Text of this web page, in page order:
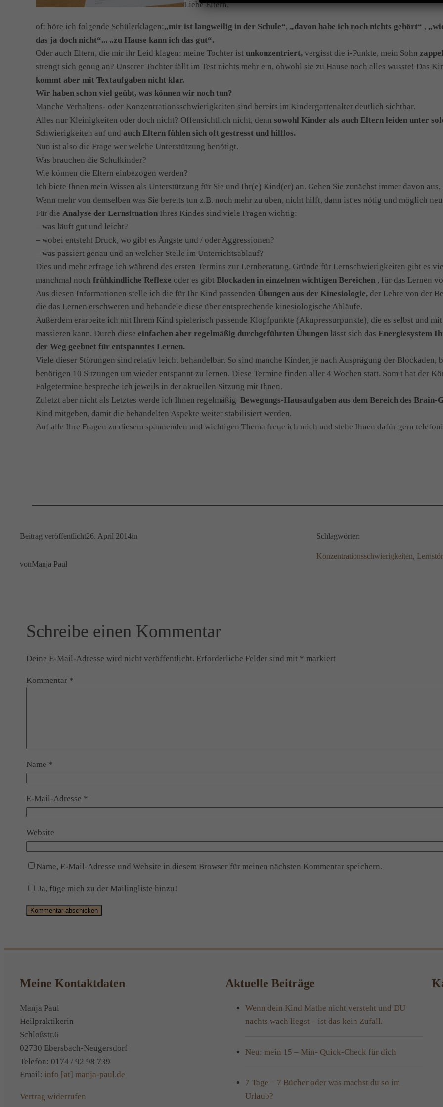
Liebe Eltern,
oft höre ich folgende Schülerklagen:„mir ist langweilig in der Schule“, „davon habe ich noch nichts gehört“ ,
das ja doch nicht“.., „zu Hause kann ich das gut“.
Oder auch Eltern, die mir ihr Leid klagen: meine Tochter ist unkonzentriert, vergisst die i-Punkte, mein Sohn
strengt sich genug an? Unserer Tochter fällt im Test nichts mehr ein, obwohl sie zu Hause noch alles wusste! Das
kommt aber mit Textaufgaben nicht klar.
Wir haben schon viel geübt, was können wir noch tun?
Manche Verhaltens- oder Konzentrationsschwierigkeiten sind bereits im Kindergartenalter deutlich sichtbar.
Alles nur Kleinigkeiten oder doch nicht? Offensichtlich nicht, denn sowohl Kinder als auch Eltern leiden unter
Schwierigkeiten auf und auch Eltern fühlen sich oft gestresst und hilflos.
Nun ist also die Frage wer welche Unterstützung benötigt.
Was brauchen die Schulkinder?
Wie können die Eltern einbezogen werden?
Ich biete Ihnen mein Wissen als Unterstützung für Sie und Ihr(e) Kind(er) an. Gehen Sie zunächst immer davon
Wenn mehr von demselben was Sie bereits tun z.B. noch mehr zu üben, nicht hilft, dann ist es nötig und möglich
Für die Analyse der Lernsituation Ihres Kindes sind viele Fragen wichtig:
– was läuft gut und leicht?
– wobei entsteht Druck, wo gibt es Ängste und / oder Aggressionen?
– was passiert genau und an welcher Stelle im Unterrichtsablauf?
Dies und mehr erfrage ich während des ersten Termins zur Lernberatung. Gründe für Lernschwierigkeiten gibt es
manchmal noch frühkindliche Reflexe oder es gibt Blockaden in einzelnen wichtigen Bereichen , für das Lernen
Aus diesen Informationen stelle ich die für Ihr Kind passenden Übungen aus der Kinesiologie, der Lehre von der
die das Lernen erschweren und behandele diese über entsprechende kinesiologische Abläufe.
Außerdem erarbeite ich mit Ihrem Kind spielerisch passende Klopfpunkte (Akupressurpunkte), die es selbst und
massieren kann. Durch diese einfachen aber regelmäßig durchgeführten Übungen lässt sich das Energiesystem
der Weg geebnet für entspanntes Lernen.
Viele dieser Störungen sind relativ leicht behandelbar. So sind manche Kinder, je nach Ausprägung der Blockaden,
benötigen 10 Sitzungen um wieder entspannt zu lernen. Diese Termine finden aller 4 Wochen statt. Somit hat der
Folgetermine bespreche ich jeweils in der aktuellen Sitzung mit Ihnen.
Zuletzt aber nicht als Letztes werde ich Ihnen regelmäßig Bewegungs-Hausaufgaben aus dem Bereich des Brain-
Kind mitgeben, damit die behandelten Aspekte weiter stabilisiert werden.
Auf alle Ihre Fragen zu diesem spannenden und wichtigen Thema freue ich mich und stehe Ihnen dafür gern
Beitrag veröffentlicht26. April 2014in
vonManja Paul
Schlagwörter:
Konzentrationsschwierigkeiten,
Schreibe einen Kommentar
Deine E-Mail-Adresse wird nicht veröffentlicht. Erforderliche Felder sind mit * markiert
Kommentar *
Name *
E-Mail-Adresse *
Website
Name, E-Mail-Adresse und Website in diesem Browser für meinen nächsten Kommentar speichern.
Ja, füge mich zu der Mailingliste hinzu!
Meine Kontaktdaten
Manja Paul
Heilpraktikerin
Schloßstr.6
02730 Ebersbach-Neugersdorf
Telefon: 0174 / 92 98 739
Email: info [at] manja-paul.de
Vertrag widerrufen
Aktuelle Beiträge
Wenn dein Kind Mathe nicht versteht und DU
nachts wach liegst – ist das kein Zufall.
Neu: mein 15 – Min- Quick-Check für dich
7 Tage – 7 Bücher oder was machst du so im
Urlaub?